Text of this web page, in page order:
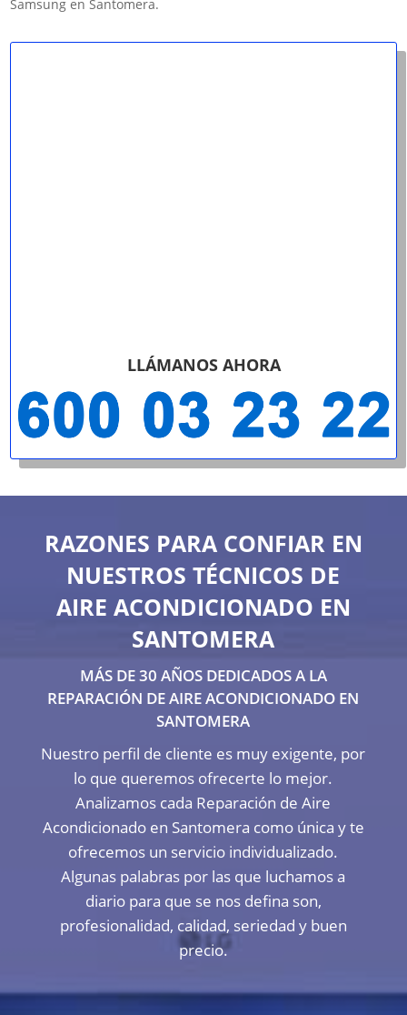
Samsung en Santomera.
LLÁMANOS AHORA
RAZONES PARA CONFIAR EN
NUESTROS TÉCNICOS DE
AIRE ACONDICIONADO EN
SANTOMERA
MÁS DE 30 AÑOS DEDICADOS A LA
REPARACIÓN DE AIRE ACONDICIONADO EN
SANTOMERA
Nuestro perfil de cliente es muy exigente, por
lo que queremos ofrecerte lo mejor.
Analizamos cada Reparación de Aire
Acondicionado en Santomera como única y te
ofrecemos un servicio individualizado.
Algunas palabras por las que luchamos a
diario para que se nos defina son,
profesionalidad, calidad, seriedad y buen
precio.